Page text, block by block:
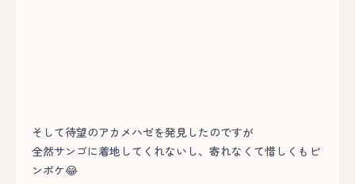
そして待望のアカメハゼを発見したのですが
全然サンゴに着地してくれないし、寄れなくて惜しくもピ
ンボケ😂